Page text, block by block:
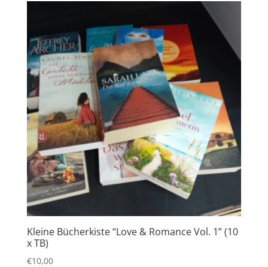
Kleine Bücherkiste “Love & Romance Vol. 1” (10
x TB)
€10,00